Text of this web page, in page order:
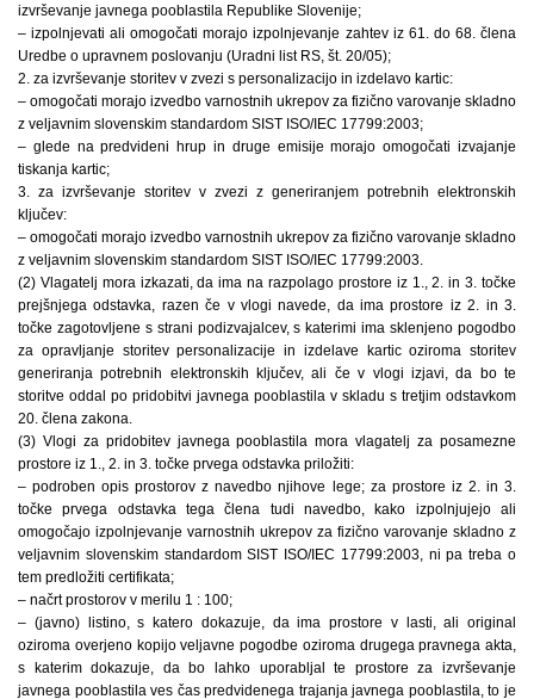
izvrševanje javnega pooblastila Republike Slovenije;
– izpolnjevati ali omogočati morajo izpolnjevanje zahtev iz 61. do 68. člena
Uredbe o upravnem poslovanju (Uradni list RS, št. 20/05);
2. za izvrševanje storitev v zvezi s personalizacijo in izdelavo kartic:
– omogočati morajo izvedbo varnostnih ukrepov za fizično varovanje skladno
z veljavnim slovenskim standardom SIST ISO/IEC 17799:2003;
– glede na predvideni hrup in druge emisije morajo omogočati izvajanje
tiskanja kartic;
3. za izvrševanje storitev v zvezi z generiranjem potrebnih elektronskih
ključev:
– omogočati morajo izvedbo varnostnih ukrepov za fizično varovanje skladno
z veljavnim slovenskim standardom SIST ISO/IEC 17799:2003.
(2) Vlagatelj mora izkazati, da ima na razpolago prostore iz 1., 2. in 3. točke
prejšnjega odstavka, razen če v vlogi navede, da ima prostore iz 2. in 3.
točke zagotovljene s strani podizvajalcev, s katerimi ima sklenjeno pogodbo
za opravljanje storitev personalizacije in izdelave kartic oziroma storitev
generiranja potrebnih elektronskih ključev, ali če v vlogi izjavi, da bo te
storitve oddal po pridobitvi javnega pooblastila v skladu s tretjim odstavkom
20. člena zakona.
(3) Vlogi za pridobitev javnega pooblastila mora vlagatelj za posamezne
prostore iz 1., 2. in 3. točke prvega odstavka priložiti:
– podroben opis prostorov z navedbo njihove lege; za prostore iz 2. in 3.
točke prvega odstavka tega člena tudi navedbo, kako izpolnjujejo ali
omogočajo izpolnjevanje varnostnih ukrepov za fizično varovanje skladno z
veljavnim slovenskim standardom SIST ISO/IEC 17799:2003, ni pa treba o
tem predložiti certifikata;
– načrt prostorov v merilu 1 : 100;
– (javno) listino, s katero dokazuje, da ima prostore v lasti, ali original
oziroma overjeno kopijo veljavne pogodbe oziroma drugega pravnega akta,
s katerim dokazuje, da bo lahko uporabljal te prostore za izvrševanje
javnega pooblastila ves čas predvidenega trajanja javnega pooblastila, to je